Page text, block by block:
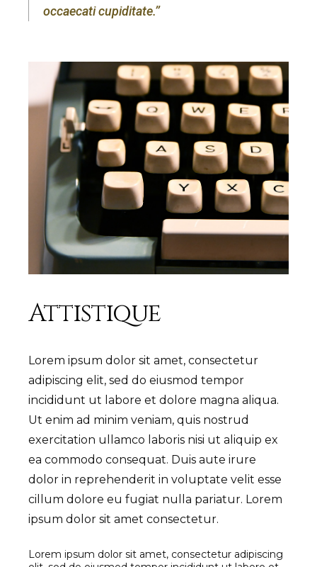
occaecati cupiditate.’’
Attistique
Lorem ipsum dolor sit amet, consectetur
adipiscing elit, sed do eiusmod tempor
incididunt ut labore et dolore magna aliqua.
Ut enim ad minim veniam, quis nostrud
exercitation ullamco laboris nisi ut aliquip ex
ea commodo consequat. Duis aute irure
dolor in reprehenderit in voluptate velit esse
cillum dolore eu fugiat nulla pariatur. Lorem
ipsum dolor sit amet consectetur.
Lorem ipsum dolor sit amet, consectetur adipiscing